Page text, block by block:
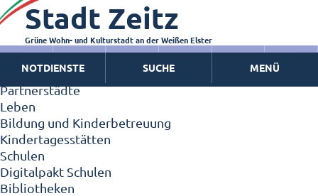
Zeitz - Die Kleinstadt
Willkommen in Zeitz!
Interview mit Oberbürgermeister Christian Thieme
Zeitz - Stadt der Zukunft
Ortschaften
Partnerstädte
Leben
Bildung und Kinderbetreuung
Kindertagesstätten
Schulen
Digitalpakt Schulen
Bibliotheken
Stadt Zeitz
Grüne Wohn- und Kulturstadt an der Weißen Elster
NOTDIENSTE SUCHE MENÜ